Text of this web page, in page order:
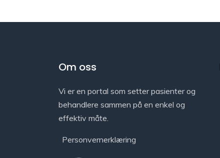
Om oss
Vi er en portal som setter pasienter og
behandlere sammen på en enkel og
effektiv måte.
Personvernerklæring